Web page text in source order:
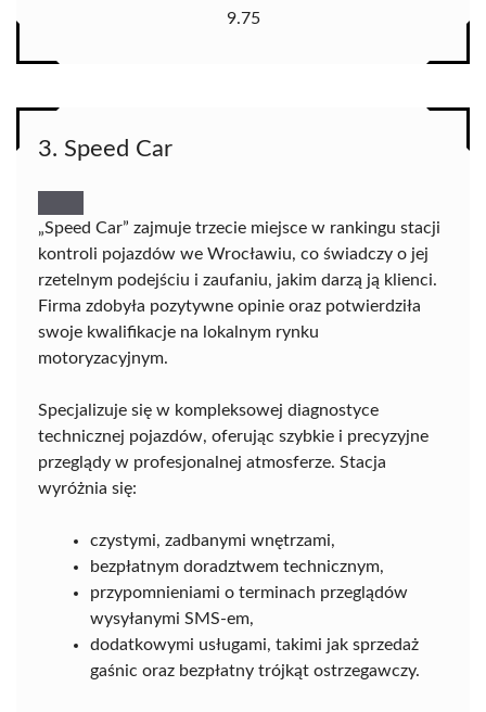
9.75
3. Speed Car
„Speed Car” zajmuje trzecie miejsce w rankingu stacji
kontroli pojazdów we Wrocławiu, co świadczy o jej
rzetelnym podejściu i zaufaniu, jakim darzą ją klienci.
Firma zdobyła pozytywne opinie oraz potwierdziła
swoje kwalifikacje na lokalnym rynku
motoryzacyjnym.
Specjalizuje się w kompleksowej diagnostyce
technicznej pojazdów, oferując szybkie i precyzyjne
przeglądy w profesjonalnej atmosferze. Stacja
wyróżnia się:
czystymi, zadbanymi wnętrzami,
bezpłatnym doradztwem technicznym,
przypomnieniami o terminach przeglądów
wysyłanymi SMS-em,
dodatkowymi usługami, takimi jak sprzedaż
gaśnic oraz bezpłatny trójkąt ostrzegawczy.